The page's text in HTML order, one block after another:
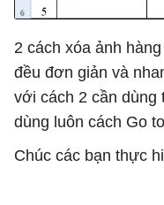
2 cách xóa ảnh
đều đơn giản và
với cách 2 cần dùng
dùng luôn cách Go
Chúc các bạn thực